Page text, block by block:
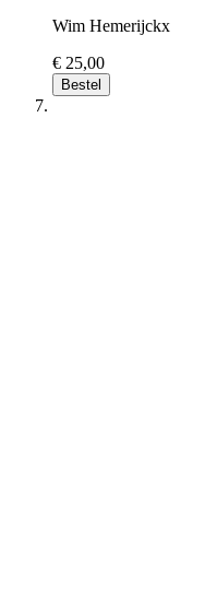
Wim Hemerijckx
€ 25,00
Bestel